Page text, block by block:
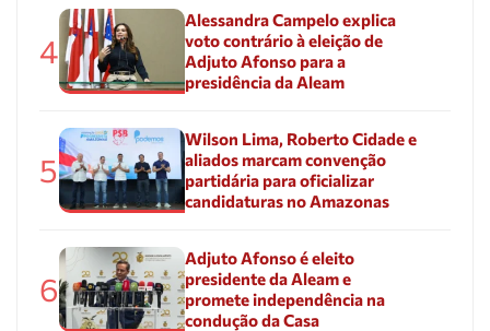
4
Alessandra Campelo explica
voto contrário à eleição de
Adjuto Afonso para a
presidência da Aleam
5
Wilson Lima, Roberto Cidade e
aliados marcam convenção
partidária para oficializar
candidaturas no Amazonas
6
Adjuto Afonso é eleito
presidente da Aleam e
promete independência na
condução da Casa